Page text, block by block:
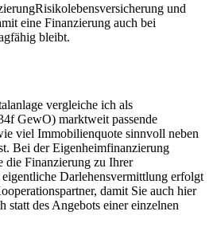
Risikolebensversicherung und
eine Finanzierung auch bei
bleibt.
vergleiche ich als
GewO) marktweit passende
viel Immobilienquote sinnvoll neben
Bei der Eigenheimfinanzierung
die Finanzierung zu Ihrer
eigentliche Darlehensvermittlung erfolgt
damit Sie auch hier
statt des Angebots einer einzelnen